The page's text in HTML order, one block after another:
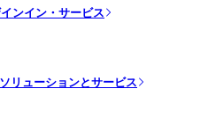
ンイン・サービス
リューションとサービス